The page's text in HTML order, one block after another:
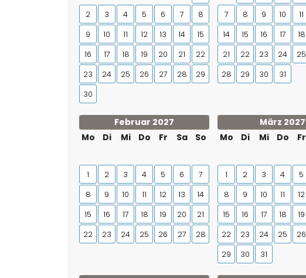
2
3 4 5 6 7
8
9
10 11 12 13 14
15
16
17 18 19 20 21
22
23
24 25 26 27 28
29
30
7
8 9 10 11
14
15 16 17 18
21
22 23 24 25
28
29 30 31
Februar 2027
Mo
Di Mi Do Fr Sa So
1 2 3 4 5 6
7
8
9 10 11 12 13
14
15
16 17 18 19 20
21
22
23 24 25 26 27 28
März 2027
Mo
Di Mi Do Fr
1 2 3 4 5
8
9 10 11 12
15
16 17 18 19
22
23 24 25 26
29
30 31